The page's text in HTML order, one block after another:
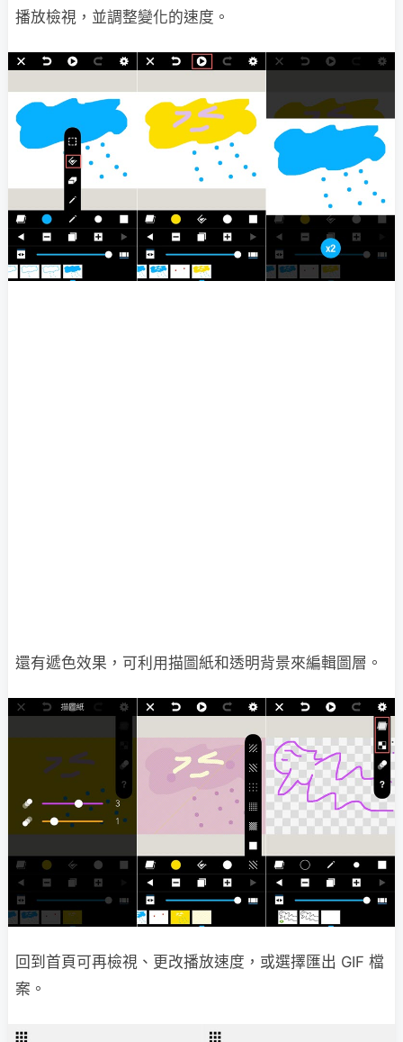
播放檢視，並調整變化的速度。
還有遞色效果，可利用描圖紙和透明背景來編輯圖層。
回到首頁可再檢視、更改播放速度，或選擇匯出 GIF 檔
案。